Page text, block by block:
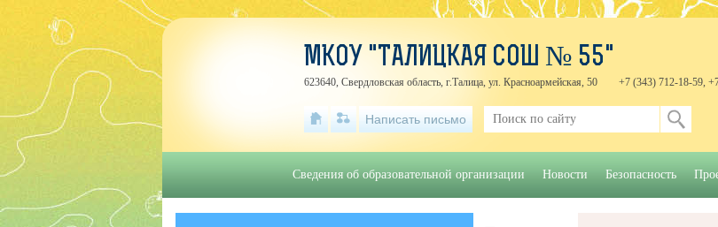
МКОУ "ТАЛИЦКАЯ СОШ № 55"
623640, Свердловская область, г.Талица, ул. Красноармейская, 50 +7 (343) 712-18-59,
Написать письмо
Сведения об образовательной организации Новости Безопасность